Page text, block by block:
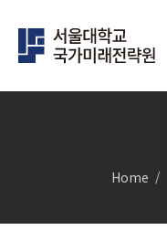
Home
클러스터